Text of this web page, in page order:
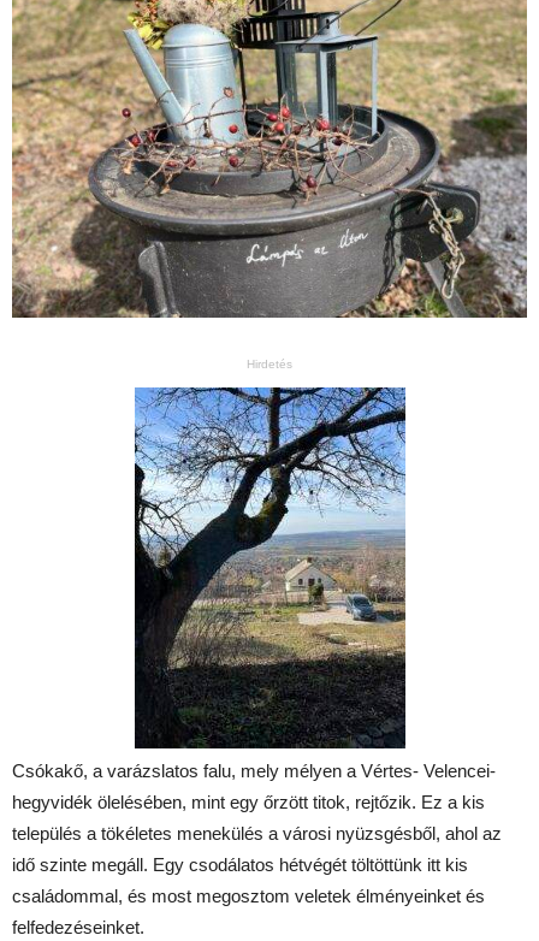
Hirdetés
Csókakő, a varázslatos falu, mely mélyen a Vértes- Velencei-
hegyvidék ölelésében, mint egy őrzött titok, rejtőzik. Ez a kis
település a tökéletes menekülés a városi nyüzsgésből, ahol az
idő szinte megáll. Egy csodálatos hétvégét töltöttünk itt kis
családommal, és most megosztom veletek élményeinket és
felfedezéseinket.